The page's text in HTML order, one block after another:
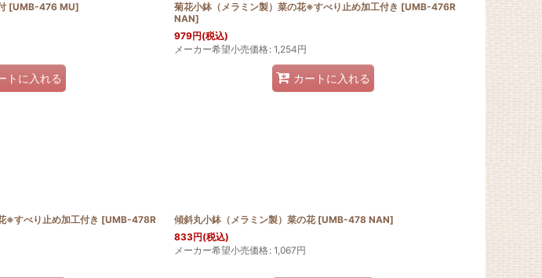
[UMB-476 MU]
トに入れる
菊花小鉢（メラミン製）菜の花※すべり止め加工付き [UMB-476R
NAN]
979円(税込)
メーカー希望小売価格: 1,254円
カートに入れる
※すべり止め加工付き [UMB-478R
傾斜丸小鉢（メラミン製）菜の花 [UMB-478 NAN]
833円(税込)
メーカー希望小売価格: 1,067円